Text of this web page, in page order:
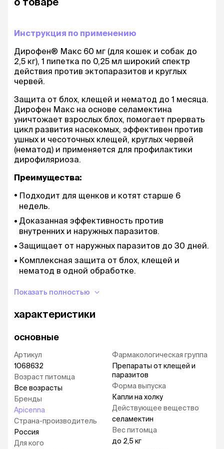
Инструкция по применению
Дирофен® Макс 60 мг (для кошек и собак до
2,5 кг), 1 пипетка по 0,25 мл широкий спектр
действия против эктопаразитов и круглых
червей.
Защита от блох, клещей и нематод до 1 месяца.
Дирофен Макс на основе селамектина
уничтожает взрослых блох, помогает прервать
цикл развития насекомых, эффективен против
ушных и чесоточных клещей, круглых червей
(нематод) и применяется для профилактики
дирофиляриоза.
Преимущества:
Подходит для щенков и котят старше 6
недель.
Доказанная эффективность против
внутренних и наружных паразитов.
Защищает от наружных паразитов до 30 дней.
Комплексная защита от блох, клещей и
нематод в одной обработке.
саркоптоза и демодекоза.
Подходит для профилактики дирофиляриоза.
холку, формы выпуска и дозировки для
Безопасен для собак и кошек различных
пород и размеров.
Свойства:
Механизм действия селамектина связан с
воздействием на рецепторы клеток нервной и
мышечной ткани паразитов, что приводит к
нарушению передачи нервных импульсов,
Показать полностью
характеристики
основные
Артикул
1068632
Возраст питомца
Все возрасты
Бренды
Apicenna
Страна-производитель
Россия
Для кого
Фармакологическая группа
Препараты от клещей и
паразитов
Форма выпуска
Капли на холку
Действующее вещество
селамектин
Вес питомца
до 2,5 кг